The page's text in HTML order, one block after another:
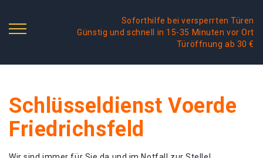
Soforthilfe bei versperrten Türen
Günstig und schnell in 15-35 Minuten vor Ort
Türöffnung ab 30 €
Schlüsseldienst Voerde
Friedrichsfeld